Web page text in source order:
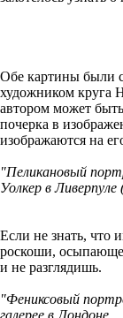
Обе картины были
художником круга
автором может
почерка в
изображаются на
"Пеликановый
Уолкер в Ливерпуле
Если не знать, что
роскоши,
и не разглядишь.
"Фениксовый
галерее в Лондоне